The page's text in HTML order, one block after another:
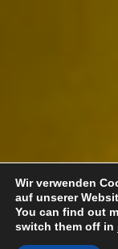
Wir verwenden
auf unserer
You can find out
switch them off in